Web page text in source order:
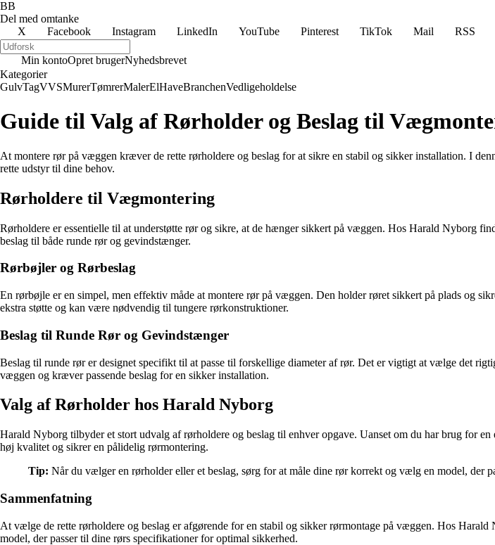
BB
Del med omtanke
X
Facebook Instagram LinkedIn YouTube Pinterest TikTok Mail RSS
Min kontoOpret brugerNyhedsbrevet
Kategorier
GulvTagVVSMurerTømrerMalerElHaveBranchenVedligeholdelse
Guide til Valg af Rørholder og Beslag til
At montere rør på væggen kræver de rette rørholdere og beslag for at sikre en stabil og sikker installation. I
rette udstyr til dine behov.
Rørholdere til Vægmontering
Rørholdere er essentielle til at understøtte rør og sikre, at de hænger sikkert på væggen. Hos Harald Nyborg
beslag til både runde rør og gevindstænger.
Rørbøjler og Rørbeslag
En rørbøjle er en simpel, men effektiv måde at montere rør på væggen. Den holder røret sikkert på plads og
ekstra støtte og kan være nødvendig til tungere rørkonstruktioner.
Beslag til Runde Rør og Gevindstænger
Beslag til runde rør er designet specifikt til at passe til forskellige diameter af rør. Det er vigtigt at vælge det
væggen og kræver passende beslag for en sikker installation.
Valg af Rørholder hos Harald Nyborg
Harald Nyborg tilbyder et stort udvalg af rørholdere og beslag til enhver opgave. Uanset om du har brug for
høj kvalitet og sikrer en pålidelig rørmontering.
Tip: Når du vælger en rørholder eller et beslag, sørg for at måle dine rør korrekt og vælg en model, der
Sammenfatning
At vælge de rette rørholdere og beslag er afgørende for en stabil og sikker rørmontage på væggen. Hos
model, der passer til dine rørs specifikationer for optimal sikkerhed.